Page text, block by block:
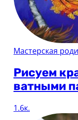
Мастерская
Рисуем
ватными
1.6к.